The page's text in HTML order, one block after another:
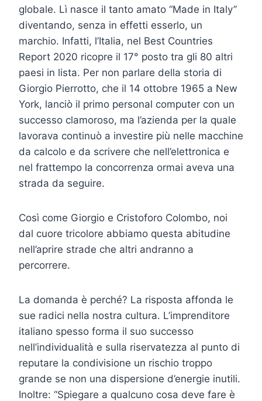
globale. Lì nasce il tanto amato “Made in Italy”
diventando, senza in effetti esserlo, un
marchio. Infatti, l’Italia, nel Best Countries
Report 2020 ricopre il 17° posto tra gli 80 altri
paesi in lista. Per non parlare della storia di
Giorgio Pierrotto, che il 14 ottobre 1965 a New
York, lanciò il primo personal computer con un
successo clamoroso, ma l’azienda per la quale
lavorava continuò a investire più nelle macchine
da calcolo e da scrivere che nell’elettronica e
nel frattempo la concorrenza ormai aveva una
strada da seguire.
Così come Giorgio e Cristoforo Colombo, noi
dal cuore tricolore abbiamo questa abitudine
nell’aprire strade che altri andranno a
percorrere.
La domanda è perché? La risposta affonda le
sue radici nella nostra cultura. L’imprenditore
italiano spesso forma il suo successo
nell’individualità e sulla riservatezza al punto di
reputare la condivisione un rischio troppo
grande se non una dispersione d’energie inutili.
Inoltre: “Spiegare a qualcuno cosa deve fare è